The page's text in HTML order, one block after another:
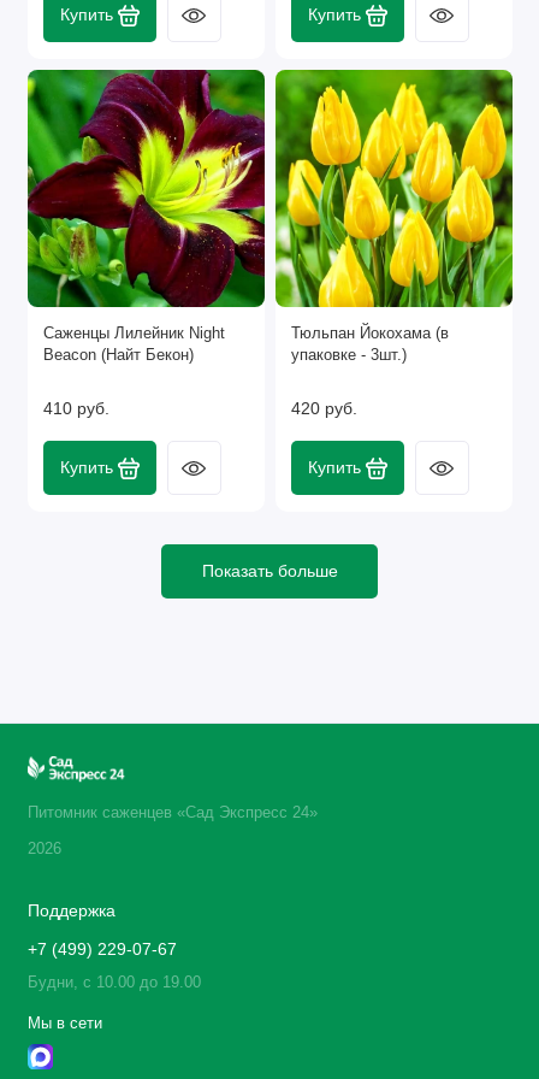
Купить Купить
Саженцы Лилейник Night
Beacon (Найт Бекон)
410 руб.
Купить
Тюльпан Йокохама (в
упаковке - 3шт.)
420 руб.
Купить
Показать больше
Питомник саженцев «Сад Экспресс 24»
2026
Поддержка
+7 (499) 229-07-67
Будни, с 10.00 до 19.00
Мы в сети